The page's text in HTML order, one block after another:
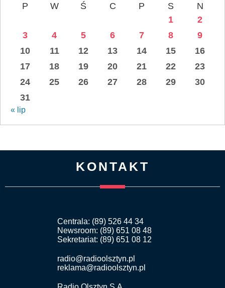
P W Ś C P S
N
1
2
3
4 5 6 7 8
9
10
11 12 13 14 15
16
17
18 19 20 21 22
23
24
25 26 27 28 29
30
31
« lip
KONTAKT
Centrala: (89) 526 44 34
Newsroom: (89) 651 08 48
Sekretariat: (89) 651 08 12
radio@radioolsztyn.pl
reklama@radioolsztyn.pl